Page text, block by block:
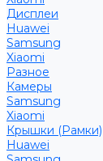
Дисплеи
Huawei
Samsung
Xiaomi
Разное
Камеры
Samsung
Xiaomi
Крышки (Рамки)
Huawei